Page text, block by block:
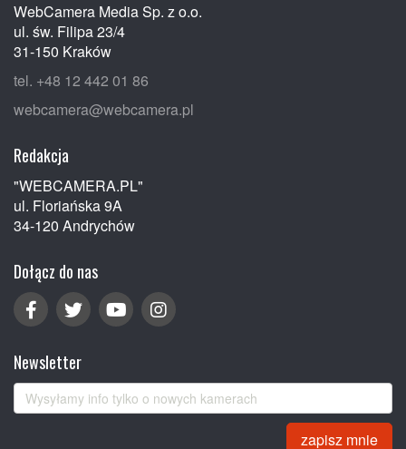
WebCamera Media Sp. z o.o.
ul. św. Filipa 23/4
31-150 Kraków
tel. +48 12 442 01 86
webcamera@webcamera.pl
Redakcja
"WEBCAMERA.PL"
ul. Floriańska 9A
34-120 Andrychów
Dołącz do nas
Newsletter
zapisz mnie